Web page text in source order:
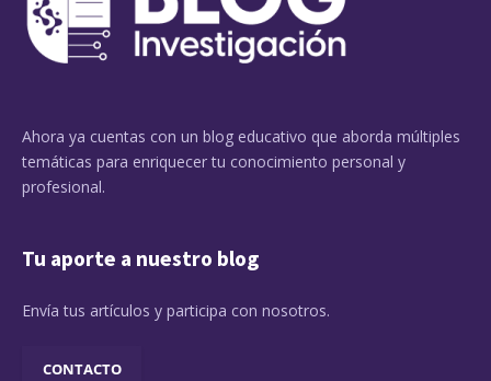
Ahora ya cuentas con un blog educativo que aborda múltiples
temáticas para enriquecer tu conocimiento personal y
profesional.
Tu aporte a nuestro blog
Envía tus artículos y participa con nosotros.
CONTACTO